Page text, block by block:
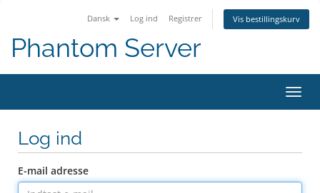
Dansk Log ind Registrer Vis bestillingskurv
Phantom Server
Skift
Log ind
E-mail adresse